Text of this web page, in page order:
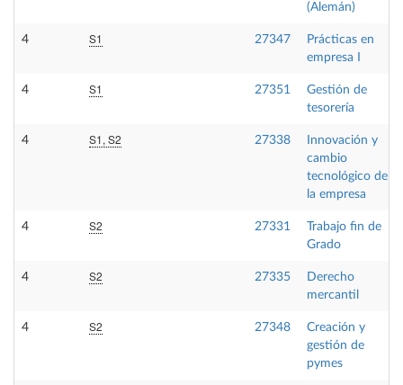
(Alemán)
4 S1 27347
Prácticas en
empresa I
4 S1 27351
Gestión de
tesorería
4 S1, S2 27338
Innovación y
cambio
tecnológico de
la empresa
4 S2 27331
Trabajo fin de
Grado
4 S2 27335
Derecho
mercantil
4 S2 27348
Creación y
gestión de
pymes